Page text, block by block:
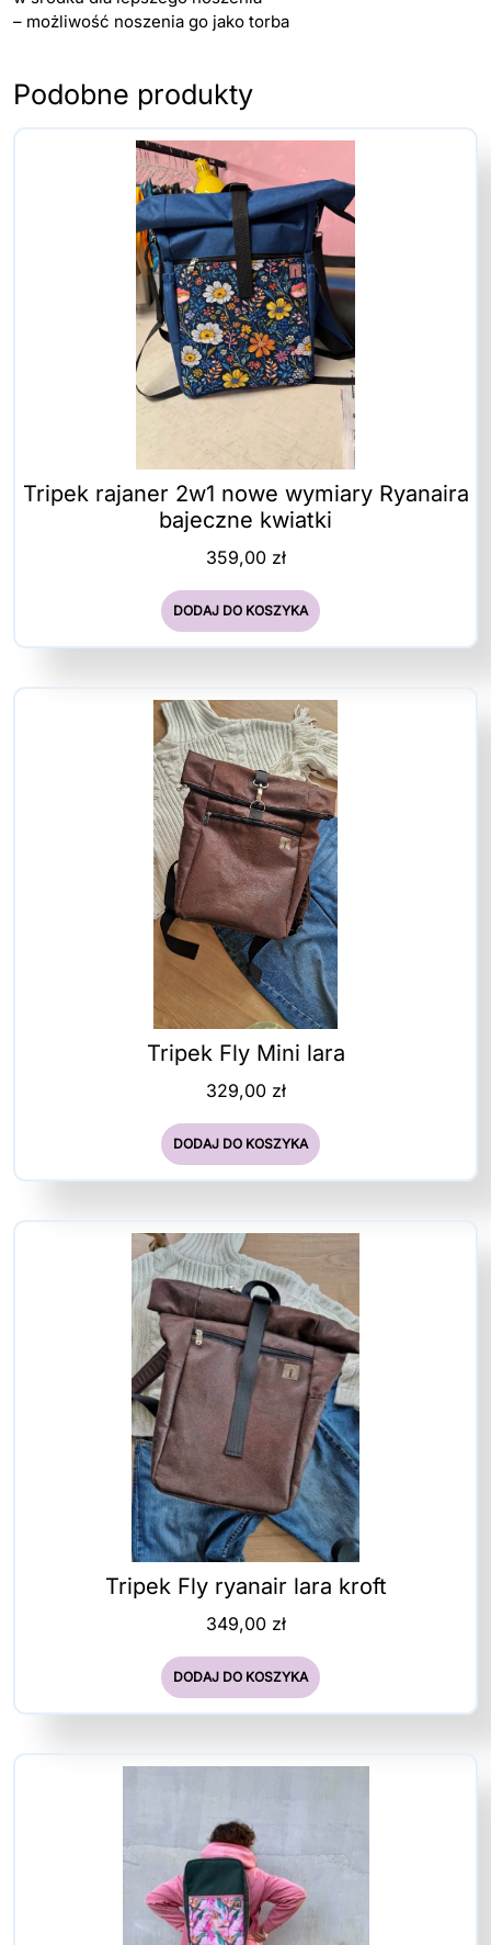
– możliwość noszenia go jako torba
Podobne produkty
Tripek rajaner 2w1 nowe wymiary Ryanaira
bajeczne kwiatki
359,00 zł
DODAJ DO KOSZYKA
Tripek Fly Mini lara
329,00 zł
DODAJ DO KOSZYKA
Tripek Fly ryanair lara kroft
349,00 zł
DODAJ DO KOSZYKA